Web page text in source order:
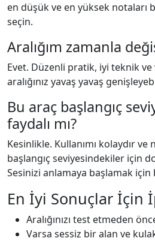
en düşük ve en yüksek notaları
seçin.
Aralığım zamanla
Evet. Düzenli pratik, iyi teknik ve
aralığınız yavaş yavaş
Bu araç başlangıç
faydalı mı?
Kesinlikle. Kullanımı kolaydır
başlangıç seviyesindekiler için
Sesinizi anlamaya başlamak
En İyi Sonuçlar İçin
Aralığınızı test etmeden
Varsa sessiz bir alan ve